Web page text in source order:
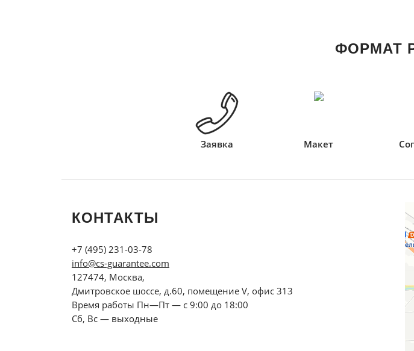
ФОРМАТ
Заявка Макет
КОНТАКТЫ
+7 (495) 231-03-78
info@cs-guarantee.com
127474, Москва,
Дмитровское шоссе, д.60, помещение V, офис 313
Время работы Пн—Пт — с 9:00 до 18:00
Сб, Вс — выходные